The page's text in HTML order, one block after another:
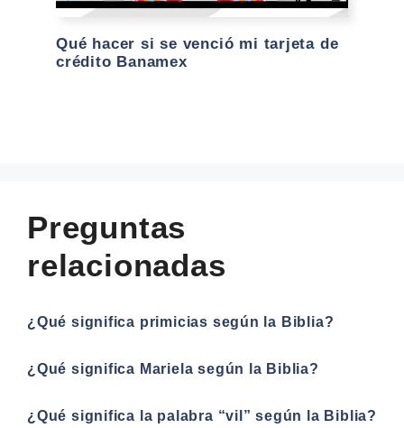
Qué hacer si se venció mi tarjeta de
crédito Banamex
Preguntas
relacionadas
¿Qué significa primicias según la Biblia?
¿Qué significa Mariela según la Biblia?
¿Qué significa la palabra “vil” según la Biblia?